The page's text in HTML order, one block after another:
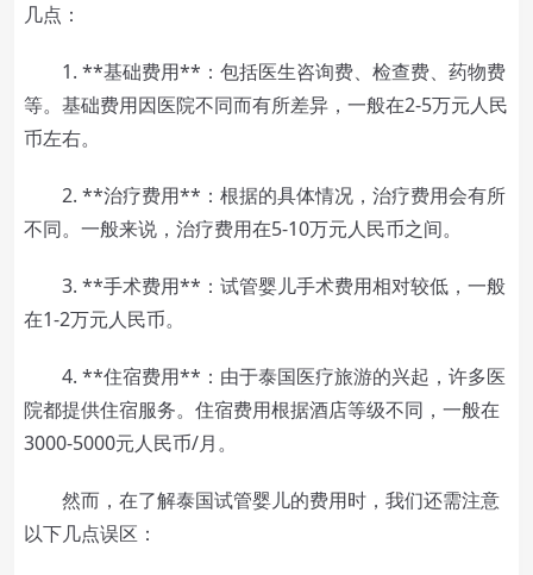
几点：
1. **基础费用**：包括医生咨询费、检查费、药物费
等。基础费用因医院不同而有所差异，一般在2-5万元人民
币左右。
2. **治疗费用**：根据的具体情况，治疗费用会有所
不同。一般来说，治疗费用在5-10万元人民币之间。
3. **手术费用**：试管婴儿手术费用相对较低，一般
在1-2万元人民币。
4. **住宿费用**：由于泰国医疗旅游的兴起，许多医
院都提供住宿服务。住宿费用根据酒店等级不同，一般在
3000-5000元人民币/月。
然而，在了解泰国试管婴儿的费用时，我们还需注意
以下几点误区：